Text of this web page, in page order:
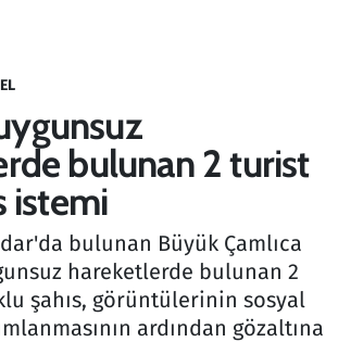
bulunan 2 turist
istemi
bulunan Büyük Çamlıca
hareketlerde bulunan 2
şahıs, görüntülerinin sosyal
ardından gözaltına